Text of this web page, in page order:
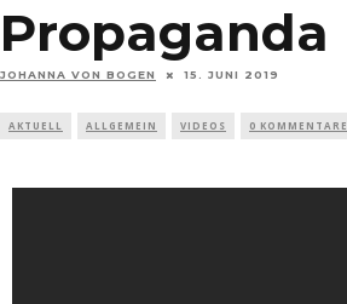
Propaganda
JOHANNA VON BOGEN 15. JUNI 2019
AKTUELL ALLGEMEIN VIDEOS 0 KOMMENTARE